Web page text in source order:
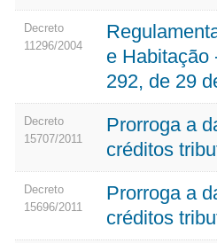
Decreto
11296/2004
e Habitação
292, de 29
Decreto
15707/2011
Prorroga a
créditos
Decreto
15696/2011
Prorroga a
créditos